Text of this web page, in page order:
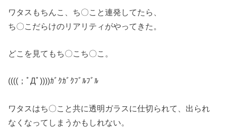
ワタスもちんこ、ち〇こと連発してたら、
ち〇こだらけのリアリティがやってきた。
どこを見てもち〇こち〇こ。
((((；ﾟДﾟ))))ｶﾞｸｶﾞｸﾌﾞﾙﾌﾞﾙ
ワタスはち〇こと共に透明ガラスに仕切られて、出られ
なくなってしまうかもしれない。